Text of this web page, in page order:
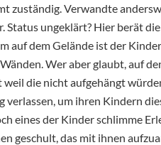
zuständig. Verwandte
Status ungeklärt? Hier berät
auf dem Gelände ist der
Wer aber glaubt, auf
weil die nicht aufgehängt
verlassen, um ihren Kindern
eines der Kinder schlimme
geschult, das mit ihnen